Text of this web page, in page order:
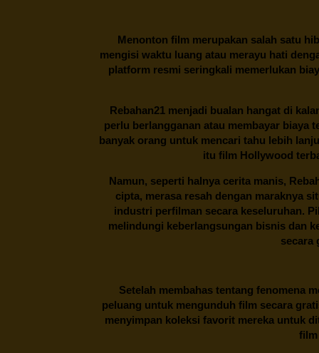
Menonton film merupakan salah satu
mengisi waktu luang atau merayu hati
platform resmi seringkali memerlukan
Rebahan21menjadi bualan hangat di
perlu berlangganan atau membayar biaya
banyak orang untuk mencari tahu lebih
itu film Hollywood
Namun, seperti halnya cerita manis,
cipta, merasa resah dengan maraknya
industri perfilman secara keseluruhan.
melindungi keberlangsungan bisnis dan
secara
Setelah membahas tentang fenomena
peluang untuk mengunduh film secara
menyimpan koleksi favorit mereka untuk
film